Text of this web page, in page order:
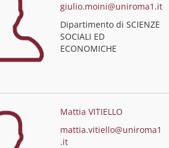
giulio.moini@uniroma1.it
Dipartimento di SCIENZE
SOCIALI ED
ECONOMICHE
Mattia VITIELLO
mattia.vitiello@uniroma1
.it